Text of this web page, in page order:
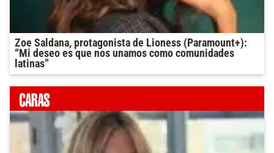
Zoe Saldana, protagonista de Lioness (Paramount+):
“Mi deseo es que nos unamos como comunidades
latinas”